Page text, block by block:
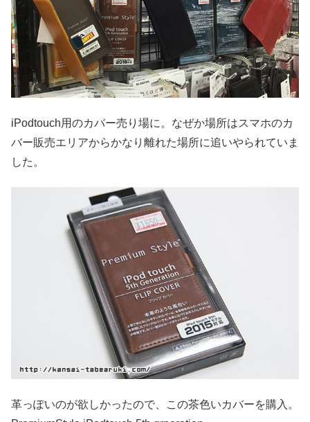
iPodtouch用のカバー売り場に。なぜか場所はスマホのカ
バー販売エリアからかなり離れた場所に追いやられていま
した。
革っぽいのが欲しかったので、この茶色いカバーを購入。